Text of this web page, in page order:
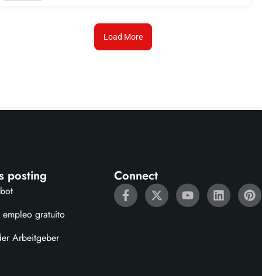
Load More
posting
gratuito
Arbeitgeber
Connect